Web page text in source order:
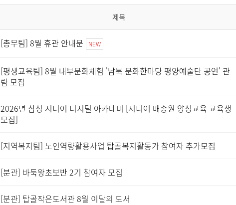
제목
[총무팀] 8월 휴관 안내문 NEW
[평생교육팀] 8월 내부문화체험 '남북 문화한마당 평양예술단 공연' 관
람 모집
2026년 삼성 시니어 디지털 아카데미 [시니어 배송원 양성교육 교육생
모집]
[지역복지팀] 노인역량활용사업 탑골복지활동가 참여자 추가모집
[분관] 바둑왕초보반 2기 참여자 모집
[분관] 탑골작은도서관 8월 이달의 도서